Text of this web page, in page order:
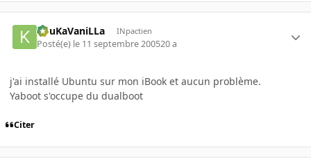
KouKaVaniLLa INpactien
Posté(e) le 11 septembre 200520 a
j'ai installé Ubuntu sur mon iBook et aucun problème.
Yaboot s'occupe du dualboot
Citer